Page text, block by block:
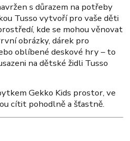
s důrazem na potřeby
Tusso vytvoří pro vaše děti
kde se mohou věnovat
obrázky, dárek pro
oblíbené deskové hry – to
na dětské židli Tusso
Gekko Kids prostor, ve
cítit pohodlně a šťastně.